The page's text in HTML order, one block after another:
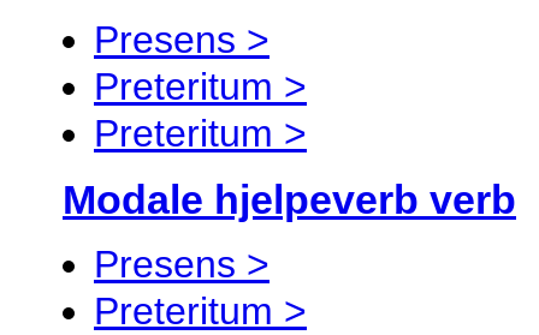
Presens >
Preteritum >
Preteritum >
Modale hjelpeverb verb
Presens >
Preteritum >